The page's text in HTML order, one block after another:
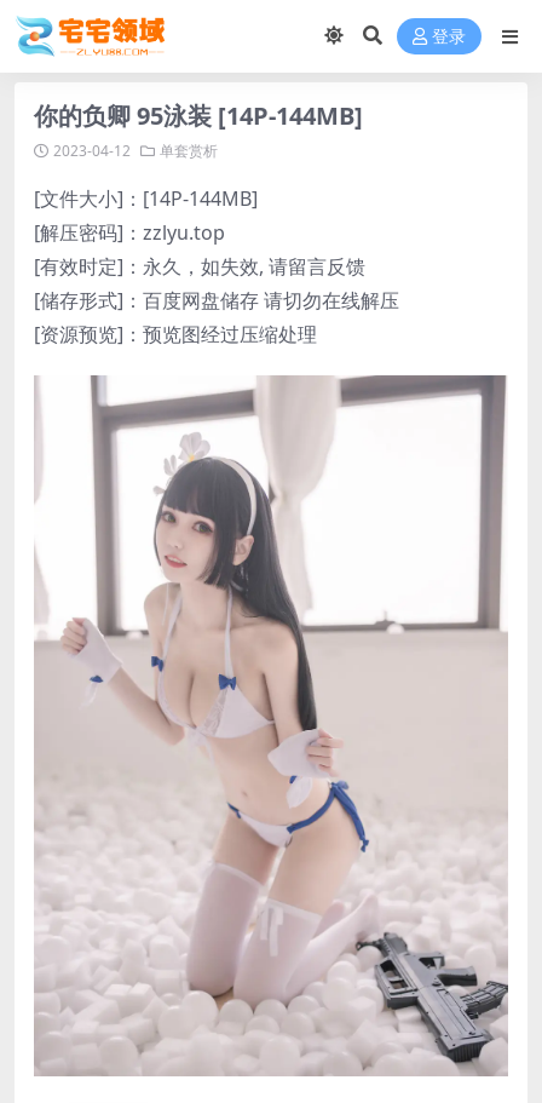
登录
你的负卿 95泳装 [14P-144MB]
2023-04-12 单套赏析
[文件大小]：[14P-144MB]
[解压密码]：zzlyu.top
[有效时定]：永久，如失效, 请留言反馈
[储存形式]：百度网盘储存 请切勿在线解压
[资源预览]：预览图经过压缩处理